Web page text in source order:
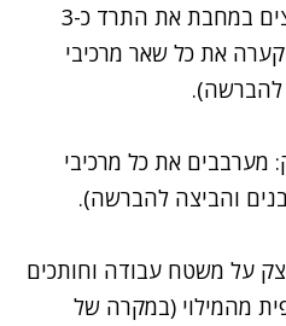
1. מכינים מילוי תרד: מקפיצים במחבת את התרד כ-3
את כל שאר מרכיבי
להברשה).
מערבבים את כל מרכיבי
והביצה להברשה).
על משטח עבודה וחותכים
מהמילוי (במקרה של